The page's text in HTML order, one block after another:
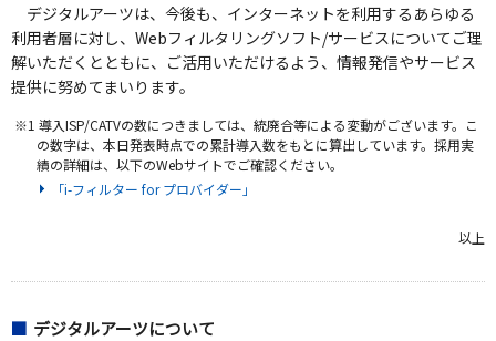
デジタルアーツは、今後も、インターネットを利用するあらゆる
利用者層に対し、Webフィルタリングソフト/サービスについてご理
解いただくとともに、ご活用いただけるよう、情報発信やサービス
提供に努めてまいります。
※1 導入ISP/CATVの数につきましては、統廃合等による変動がございます。こ
の数字は、本日発表時点での累計導入数をもとに算出しています。採用実
績の詳細は、以下のWebサイトでご確認ください。
「i-フィルター for プロバイダー」
以上
デジタルアーツについて